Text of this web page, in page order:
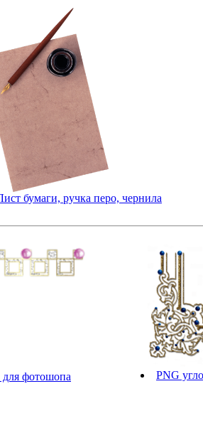
бумаги, ручка перо, чернила
фотошопа PNG